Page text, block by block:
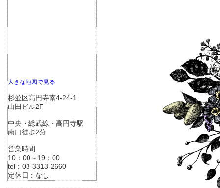
大きな地図で見る
杉並区高円寺南4-24-1
山田ビル2F
中央・総武線・高円寺駅
南口徒歩2分
営業時間
10：00～19：00
tel：03-3313-2660
定休日：なし